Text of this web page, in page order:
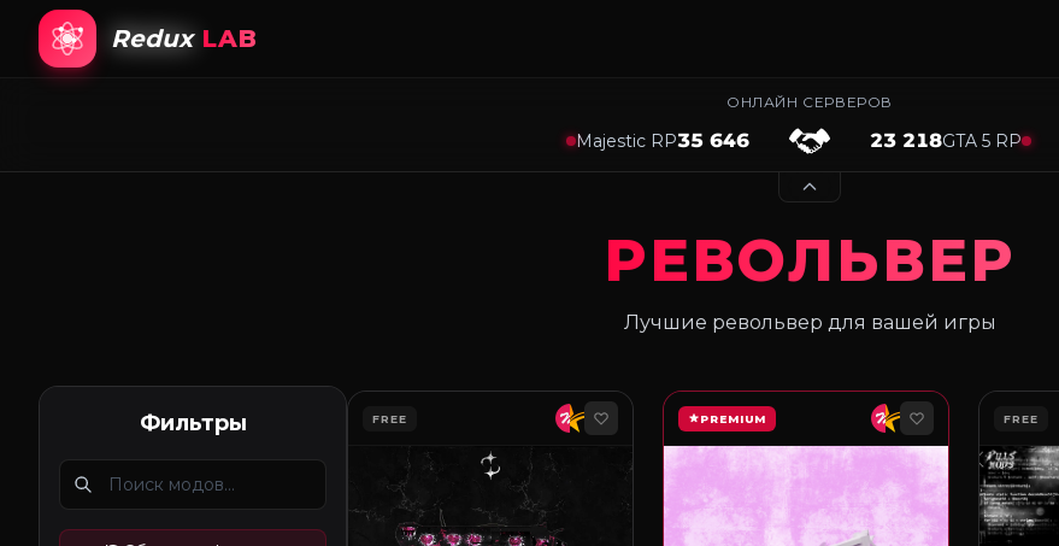
Redux LAB
ОНЛАЙН СЕРВЕРОВ
Majestic RP35 646 23 218GTA 5 RP
РЕВОЛЬВЕР
Лучшие револьвер для вашей игры
Фильтры FREE PREMIUM FREE